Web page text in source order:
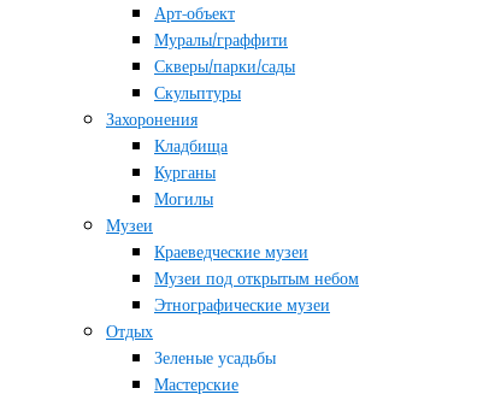
Арт-объект
Муралы/граффити
Скверы/парки/сады
Скульптуры
Захоронения
Кладбища
Курганы
Могилы
Музеи
Краеведческие музеи
Музеи под открытым небом
Этнографические музеи
Отдых
Зеленые усадьбы
Мастерские